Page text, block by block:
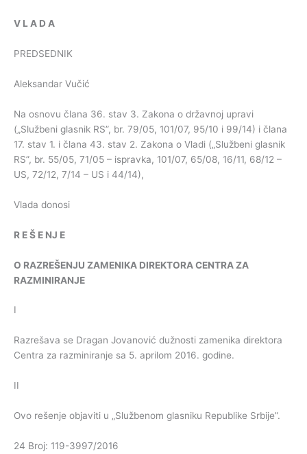
V LA D A
PREDSEDNIK
Aleksandar Vučić
Na osnovu člana 36. stav 3. Zakona o državnoj upravi
(„Službeni glasnik RS”, br. 79/05, 101/07, 95/10 i 99/14) i člana
17. stav 1. i člana 43. stav 2. Zakona o Vladi („Službeni glasnik
RS”, br. 55/05, 71/05 – ispravka, 101/07, 65/08, 16/11, 68/12 –
US, 72/12, 7/14 – US i 44/14),
Vlada donosi
R EŠ E NJ E
O RAZREŠENJU ZAMENIKA DIREKTORACENTRAZA
RAZMINIRANJE
I
Razrešava se Dragan Jovanović dužnosti zamenika direktora
Centra za razminiranje sa 5. aprilom 2016. godine.
II
Ovo rešenje objaviti u „Službenom glasniku Republike Srbije”.
24 Broj: 119-3997/2016